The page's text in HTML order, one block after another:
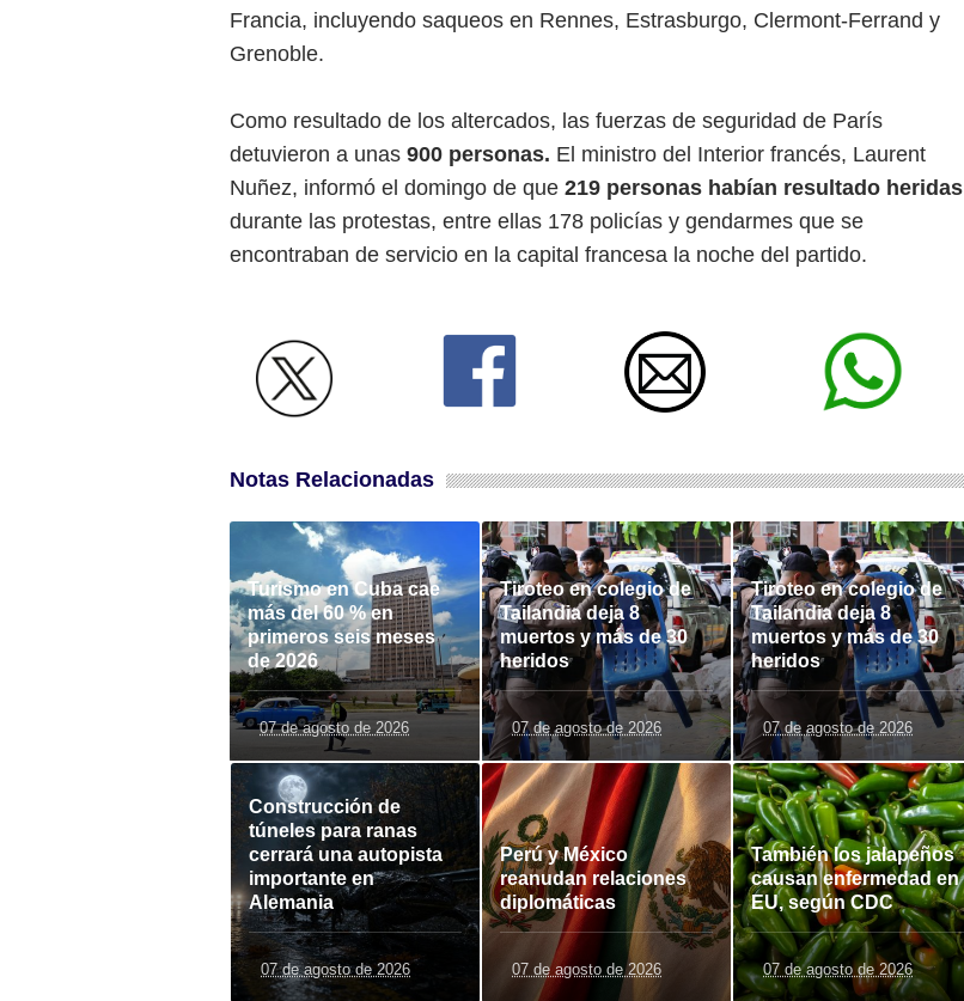
Francia, incluyendo saqueos en Rennes, Estrasburgo, Clermont-Ferrand y
Grenoble.
Como resultado de los altercados, las fuerzas de seguridad de París
detuvieron a unas 900 personas. El ministro del Interior francés, Laurent
Nuñez, informó el domingo de que 219 personas habían resultado heridas
durante las protestas, entre ellas 178 policías y gendarmes que se
encontraban de servicio en la capital francesa la noche del partido.
Notas Relacionadas
Turismo en Cuba cae
más del 60 % en
primeros seis meses
de 2026
07 de agosto de 2026
Tiroteo en colegio de
Tailandia deja 8
muertos y más de 30
heridos
07 de agosto de 2026
Tiroteo en colegio de
Tailandia deja 8
muertos y más de 30
heridos
07 de agosto de 2026
Construcción de
túneles para ranas
cerrará una autopista
importante en
Alemania
07 de agosto de 2026
Perú y México
reanudan relaciones
diplomáticas
07 de agosto de 2026
También los jalapeños
causan enfermedad en
EU, según CDC
07 de agosto de 2026